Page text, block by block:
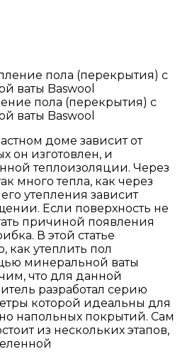
пола (перекрытия) с
ваты Baswool
доме зависит от
он изготовлен, и
теплоизоляции. Через
много тепла, как через
утепления зависит
Если поверхность не
причиной появления
В этой статье
как утеплить пол
минеральной ваты
что для данной
разработал серию
которой идеальны для
напольных покрытий. Сам
из нескольких этапов,